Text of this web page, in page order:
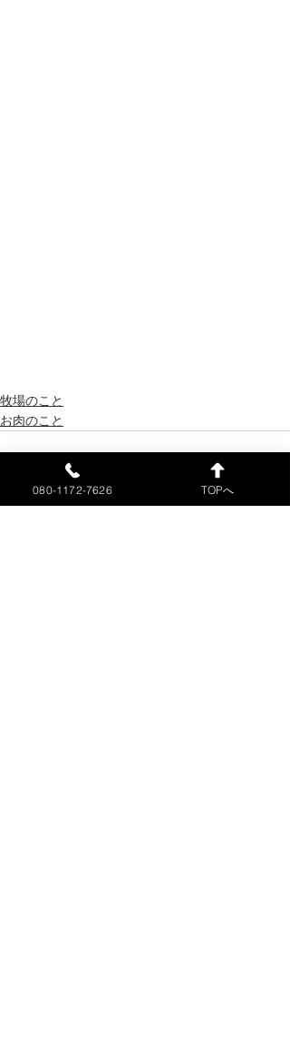
牧場のこと
お肉のこと
080-1172-7626 TOPへ